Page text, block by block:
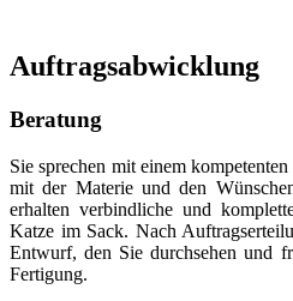
Auftragsabwicklung
Beratung
Sie sprechen mit einem
mit der Materie und den
erhalten verbindliche und
Katze im Sack. Nach
Entwurf, den Sie durchsehen und
Fertigung.